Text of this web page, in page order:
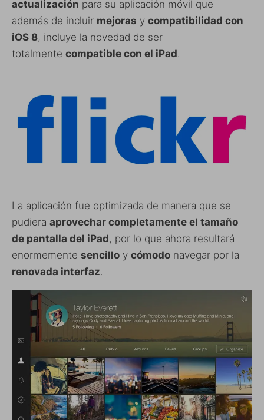
actualización para su aplicación móvil que
además de incluir mejoras y compatibilidad con
iOS 8, incluye la novedad de ser
totalmente compatible con el iPad.
La aplicación fue optimizada de manera que se
pudiera aprovechar completamente el tamaño
de pantalla del iPad, por lo que ahora resultará
enormemente sencillo y cómodo navegar por la
renovada interfaz.